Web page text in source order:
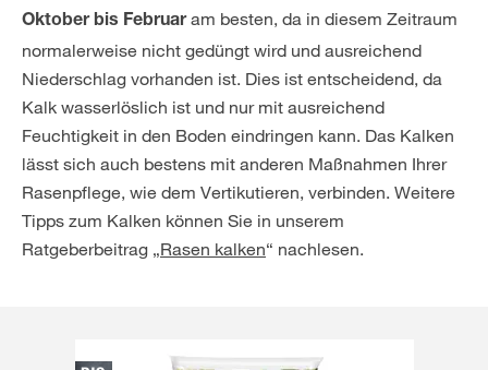
Oktober bis Februaram besten, da in diesem Zeitraum
normalerweise nicht gedüngt wird und ausreichend
Niederschlag vorhanden ist. Dies ist entscheidend, da
Kalk wasserlöslich ist und nur mit ausreichend
Feuchtigkeit in den Boden eindringen kann. Das Kalken
lässt sich auch bestens mit anderen Maßnahmen Ihrer
Rasenpflege, wie dem Vertikutieren, verbinden. Weitere
Tipps zum Kalken können Sie in unserem
Ratgeberbeitrag „Rasen kalken“ nachlesen.